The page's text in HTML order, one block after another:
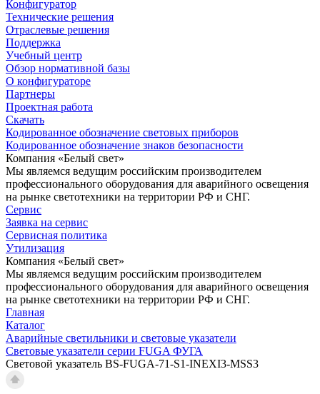
Конфигуратор
Технические решения
Отраслевые решения
Поддержка
Учебный центр
Обзор нормативной базы
О конфигураторе
Партнеры
Проектная работа
Скачать
Кодированное обозначение световых приборов
Кодированное обозначение знаков безопасности
Компания «Белый свет»
Мы являемся ведущим российским производителем
профессионального оборудования для аварийного освещения
на рынке светотехники на территории РФ и СНГ.
Сервис
Заявка на сервис
Сервисная политика
Утилизация
Компания «Белый свет»
Мы являемся ведущим российским производителем
профессионального оборудования для аварийного освещения
на рынке светотехники на территории РФ и СНГ.
Главная
Каталог
Аварийные светильники и световые указатели
Световые указатели серии FUGA ФУГА
Световой указатель BS-FUGA-71-S1-INEXI3-MSS3